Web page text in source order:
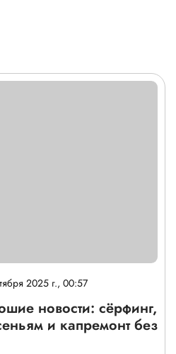
2025 г., 00:57
новости: сёрфинг,
и капремонт без